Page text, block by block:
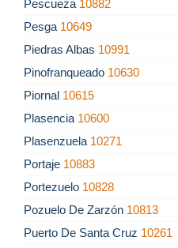
Pescueza 10882
Pesga 10649
Piedras Albas 10991
Pinofranqueado 10630
Piornal 10615
Plasencia 10600
Plasenzuela 10271
Portaje 10883
Portezuelo 10828
Pozuelo De Zarzón 10813
Puerto De Santa Cruz 10261